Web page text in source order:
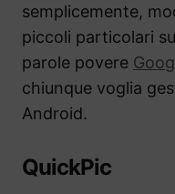
semplicemente,
piccoli particolari
parole povere
chiunque voglia
Android.
QuickPic